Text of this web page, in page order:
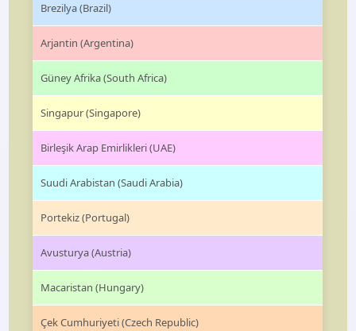
Brezilya (Brazil)
Arjantin (Argentina)
Güney Afrika (South Africa)
Singapur (Singapore)
Birleşik Arap Emirlikleri (UAE)
Suudi Arabistan (Saudi Arabia)
Portekiz (Portugal)
Avusturya (Austria)
Macaristan (Hungary)
Çek Cumhuriyeti (Czech Republic)